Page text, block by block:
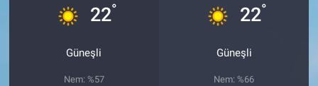
22°
Güneşli
Nem: %57
22°
Güneşli
Nem: %66